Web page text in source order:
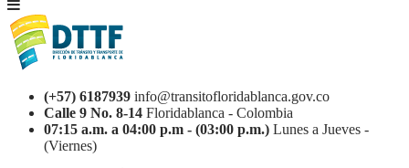
(+57) 6187939 info@transitofloridablanca.gov.co
Calle 9 No. 8-14 Floridablanca - Colombia
07:15 a.m. a 04:00 p.m - (03:00 p.m.) Lunes a Jueves -
(Viernes)